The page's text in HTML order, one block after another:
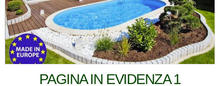
PAGINA IN EVIDENZA 1